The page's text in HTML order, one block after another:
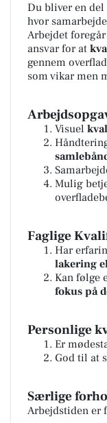
Du bliver en
hvor
Arbejdet
ansvar for at
gennem
som vikar men
Visuel
Mulig
Faglige
Har
lakering
Kan følge
fokus på
Personlige
Er
God til at
Særlige
Arbejdstiden er